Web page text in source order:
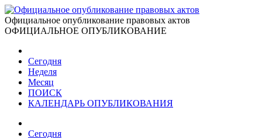
Официальное опубликование правовых актов
ОФИЦИАЛЬНОЕ ОПУБЛИКОВАНИЕ
Сегодня
Неделя
Месяц
ПОИСК
КАЛЕНДАРЬ ОПУБЛИКОВАНИЯ
Сегодня